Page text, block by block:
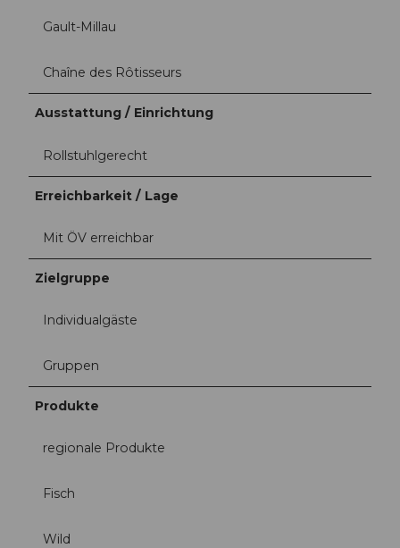
Gault-Millau
Chaîne des Rôtisseurs
Ausstattung / Einrichtung
Rollstuhlgerecht
Erreichbarkeit / Lage
Mit ÖV erreichbar
Zielgruppe
Individualgäste
Gruppen
Produkte
regionale Produkte
Fisch
Wild